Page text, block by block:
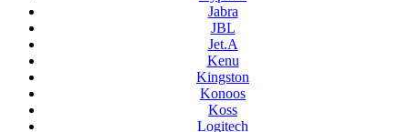
Jabra
JBL
Jet.A
Kenu
Kingston
Konoos
Koss
Logitech